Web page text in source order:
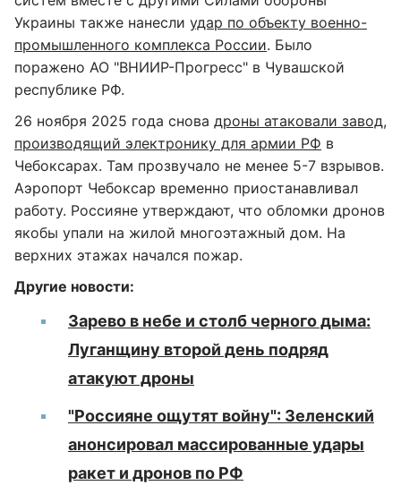
Украины также нанесли удар по объекту военно-
промышленного комплекса России. Было
поражено АО "ВНИИР-Прогресс" в Чувашской
республике РФ.
26 ноября 2025 года снова дроны атаковали завод,
производящий электронику для армии РФ в
Чебоксарах. Там прозвучало не менее 5-7 взрывов.
Аэропорт Чебоксар временно приостанавливал
работу. Россияне утверждают, что обломки дронов
якобы упали на жилой многоэтажный дом. На
верхних этажах начался пожар.
Другие новости:
Зарево в небе и столб черного дыма:
Луганщину второй день подряд
атакуют дроны
"Россияне ощутят войну": Зеленский
анонсировал массированные удары
ракет и дронов по РФ